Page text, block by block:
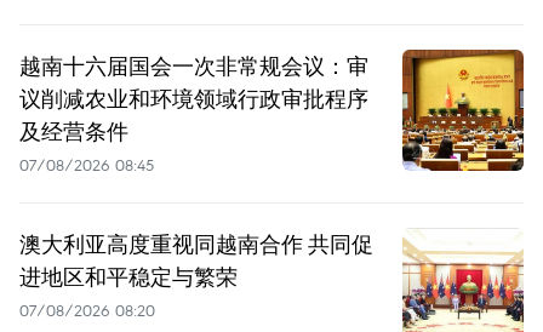
越南十六届国会一次非常规会议：审
议削减农业和环境领域行政审批程序
及经营条件
07/08/2026 08:45
澳大利亚高度重视同越南合作 共同促
进地区和平稳定与繁荣
07/08/2026 08:20